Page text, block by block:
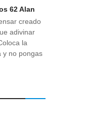
62 Alan
creado
adivinar
la
y no pongas